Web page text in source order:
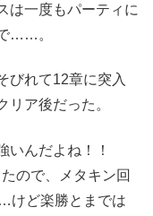
は一度もパーティに
……。
びれて12章に突入
リア後だった。
いんだよね！！
ので、メタキン回
けど楽勝とまでは